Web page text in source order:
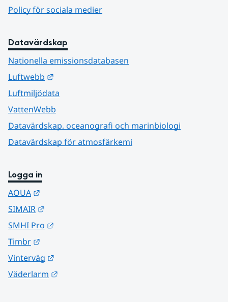
Policy för sociala medier
Datavärdskap
Nationella emissionsdatabasen
Luftwebb
Luftmiljödata
VattenWebb
Datavärdskap, oceanografi och marinbiologi
Datavärdskap för atmosfärkemi
Logga in
AQUA
SIMAIR
SMHI Pro
Timbr
Vinterväg
Väderlarm